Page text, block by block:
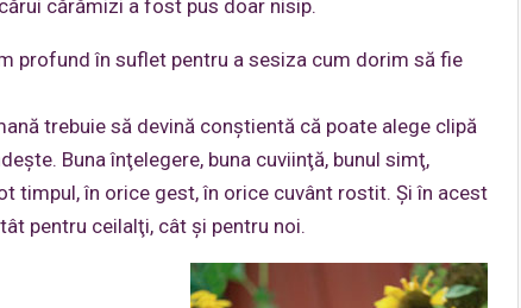
cărămizi a fost pus doar nisip.
profund în suflet pentru a sesiza cum dorim să fie
trebuie să devină conştientă că poate alege clipă
Buna înţelegere, buna cuviinţă, bunul simţ,
timpul, în orice gest, în orice cuvânt rostit. Şi în acest
pentru ceilalţi, cât şi pentru noi.